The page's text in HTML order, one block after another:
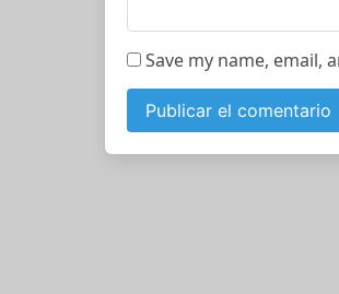
Save my name, email,